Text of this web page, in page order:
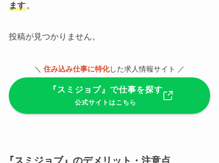
ます。
投稿が見つかりません。
＼ 住み込み仕事に特化した求人情報サイト ／
『スミジョブ』で仕事を探す
公式サイトはこちら
『スミジョブ』のデメリット・注意点